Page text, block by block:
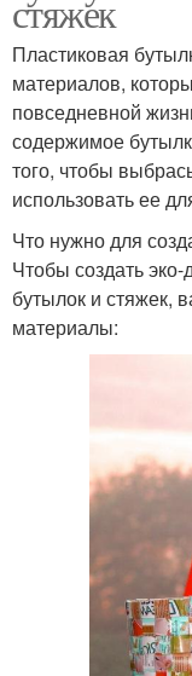
стяжек
Пластиковая
материалов,
повседневной
содержимое
того, чтобы
использовать ее
Что нужно для
Чтобы создать
бутылок и стяжек,
материалы: